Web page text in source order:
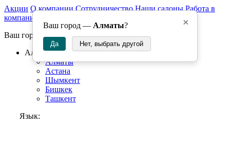
×
Ваш город — Алматы?
Да Нет, выбрать другой
Акции О компании Сотрудничество Наши салоны Работа в
компании
Ваш город:
Алматы
Алматы
Астана
Шымкент
Бишкек
Ташкент
Язык: